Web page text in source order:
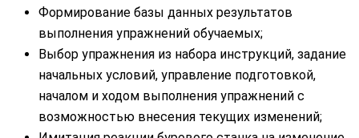
Формирование базы данных результатов
выполнения упражнений обучаемых;
Выбор упражнения из набора инструкций, задание
начальных условий, управление подготовкой,
началом и ходом выполнения упражнений с
возможностью внесения текущих изменений;